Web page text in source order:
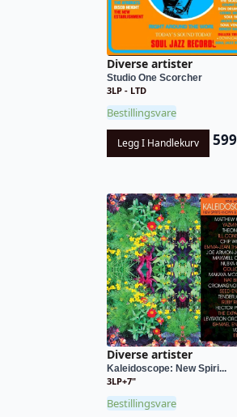
Diverse artister
Studio One Scorcher
3LP - LTD
Bestillingsvare
Legg I Handlekurv 599
Diverse artister
Kaleidoscope: New Spiri...
3LP+7"
Bestillingsvare